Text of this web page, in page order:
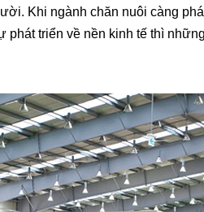
Khi ngành chăn nuôi càng
triển về nền kinh tế thì